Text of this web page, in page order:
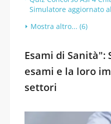
Simulatore aggiornato
Mostra altro... (6)
Esami di Sanità":
esami e la loro
settori